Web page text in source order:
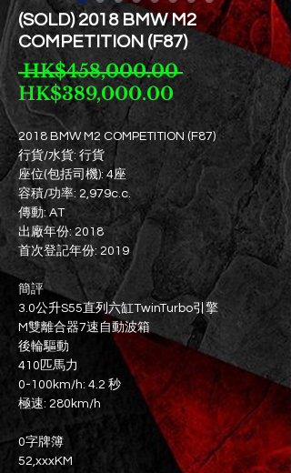
(SOLD) 2018 BMW M2
COMPETITION (F87)
HK$458,000.00 Regular
Price
HK$389,000.00Sale
Price
2018 BMW M2 COMPETITION (F87)
行貨/水貨: 行貨
座位(包括司機): 4座
容積/功率: 2,979c.c.
傳動: AT
出廠年份: 2018
首次登記年份: 2019
簡評
3.0公升S55直列六缸TwinTurbo引擎
M雙離合器7速自動波箱
後輪驅動
410匹馬力
0-100km/h: 4.2 秒
極速: 280km/h
0字牌簿
52,xxxKM